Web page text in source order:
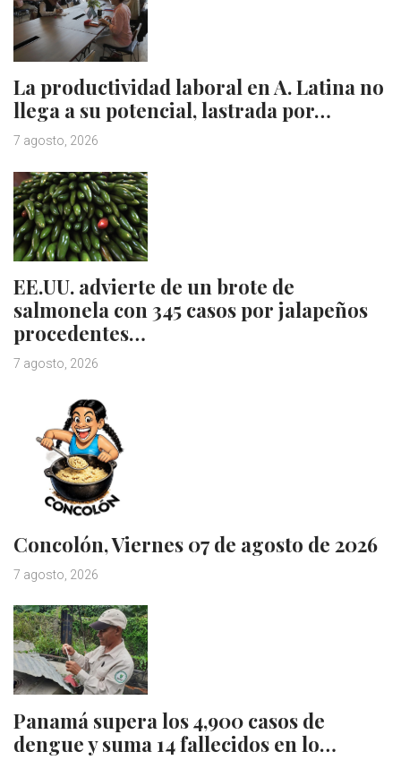
La productividad laboral en A. Latina no
llega a su potencial, lastrada por…
7 agosto, 2026
EE.UU. advierte de un brote de
salmonela con 345 casos por jalapeños
procedentes…
7 agosto, 2026
Concolón, Viernes 07 de agosto de 2026
7 agosto, 2026
Panamá supera los 4,900 casos de
dengue y suma 14 fallecidos en lo…